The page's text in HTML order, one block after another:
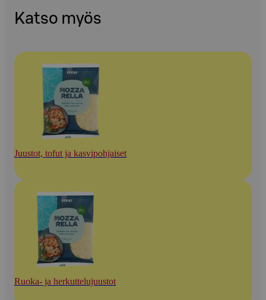
Katso myös
Juustot, tofut ja kasvipohjaiset
Ruoka- ja herkuttelujuustot